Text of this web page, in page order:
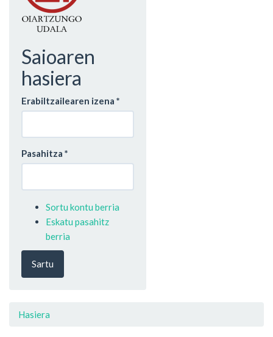
Saioaren
hasiera
Erabiltzailearen izena *
Pasahitza *
Sortu kontu berria
Eskatu pasahitz
berria
Sartu
Hasiera